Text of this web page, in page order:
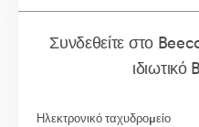
Συνδεθείτε στο
Ηλεκτρονικό ταχυδρομείο